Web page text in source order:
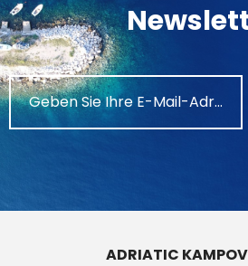
ADRIATIC